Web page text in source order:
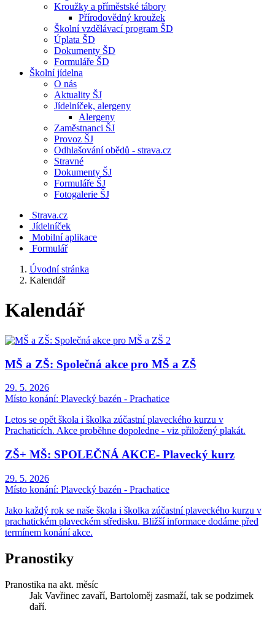
Kroužky a příměstské tábory
Přírodovědný kroužek
Školní vzdělávací program ŠD
Úplata ŠD
Dokumenty ŠD
Formuláře ŠD
Školní jídelna
O nás
Aktuality ŠJ
Jídelníček, alergeny
Alergeny
Zaměstnanci ŠJ
Provoz ŠJ
Odhlašování obědů - strava.cz
Stravné
Dokumenty ŠJ
Formuláře ŠJ
Fotogalerie ŠJ
Strava.cz
Jídelníček
Mobilní aplikace
Formulář
Úvodní stránka
Kalendář
Kalendář
MŠ a ZŠ: Společná akce pro MŠ a ZŠ
29. 5. 2026
Místo konání: Plavecký bazén - Prachatice
Letos se opět škola i školka zúčastní plaveckého kurzu v
Prachaticích. Akce proběhne dopoledne - viz přiložený plakát.
ZŠ+ MŠ: SPOLEČNÁ AKCE- Plavecký kurz
29. 5. 2026
Místo konání: Plavecký bazén - Prachatice
Jako každý rok se naše škola i školka zúčastní plaveckého kurzu v
prachatickém plaveckém středisku. Bližší informace dodáme před
termínem konání akce.
Pranostiky
Pranostika na akt. měsíc
Jak Vavřinec zavaří, Bartoloměj zasmaží, tak se podzimek
daří.